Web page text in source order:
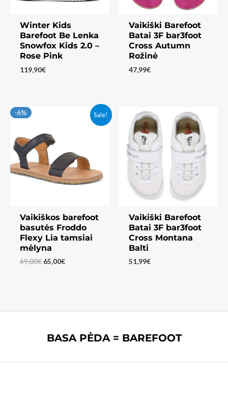
Winter Kids
Barefoot Be Lenka
Snowfox Kids 2.0 –
Rose Pink
119,90€
Vaikiški Barefoot
Batai 3F bar3foot
Cross Autumn
Rožinė
47,99€
Sale!
-6%
Vaikiškos barefoot
basutės Froddo
Flexy Lia tamsiai
mėlyna
69,00€ Original
65,00€Current
Vaikiški Barefoot
Batai 3F bar3foot
Cross Montana
Balti
51,99€
BASA PĖDA = BAREFOOT